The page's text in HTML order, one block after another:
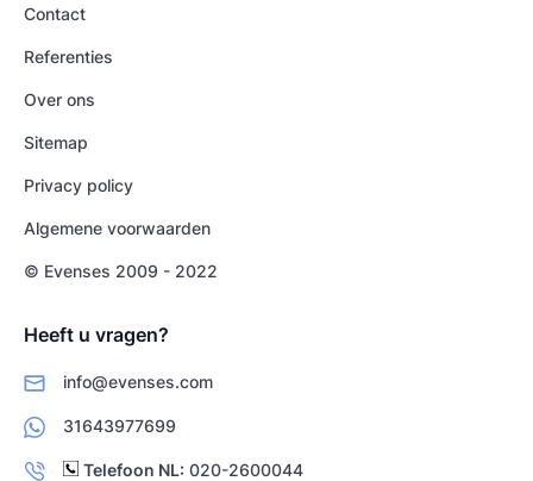
Contact
Referenties
Over ons
Sitemap
Privacy policy
Algemene voorwaarden
© Evenses 2009 - 2022
Heeft u vragen?
info@evenses.com
31643977699
Telefoon NL: 020-2600044